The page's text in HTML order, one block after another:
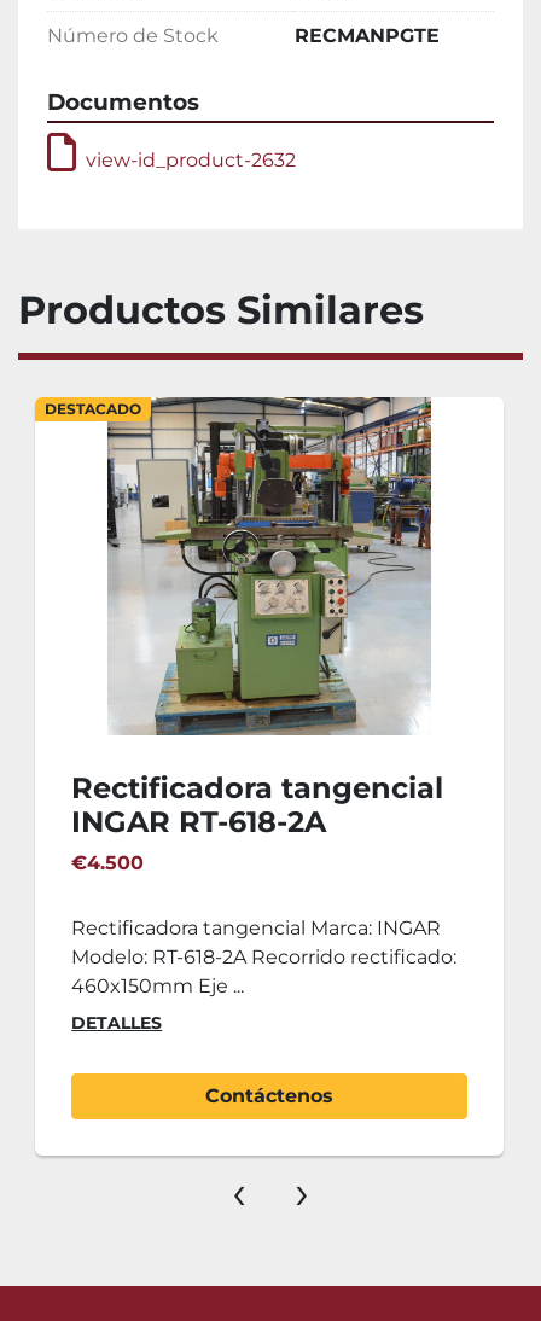
Número de Stock RECMANPGTE
Documentos
view-id_product-2632
Productos Similares
DESTACADO
Rectificadora tangencial
INGAR RT-618-2A
€4.500
Rectificadora tangencial Marca: INGAR
Modelo: RT-618-2A Recorrido rectificado:
460x150mm Eje ...
DETALLES
Contáctenos
‹ ›